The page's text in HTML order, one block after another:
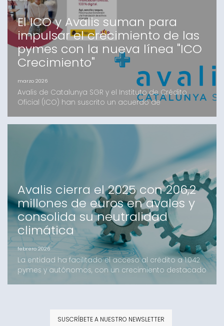
El ICO y Avalis suman para
impulsar el crecimiento de las
pymes con la nueva línea "ICO
Crecimiento"
marzo 2026
Avalis de Catalunya SGR y el Instituto de Crédito
Oficial (ICO) han suscrito un acuerdo de
la financiación de las pymes catalanas. Mediante la
nueva herramienta digital ICO Crecimiento, las
pequeñas y medianas empresas podrán acceder a
recursos en condiciones preferentes y con el apoyo
Avalis cierra el 2025 con 206,2
millones de euros en avales y
consolida su neutralidad
climática
febrero 2026
La entidad ha facilitado el acceso al crédito a 1.042
pymes y autónomos, con un crecimiento destacado
supera los resultados del año anterior. La ac
SUSCRÍBETE A NUESTRO NEWSLETTER